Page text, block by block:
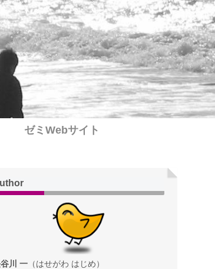
ゼミWebサイト
川 一 （はせがわ はじめ）